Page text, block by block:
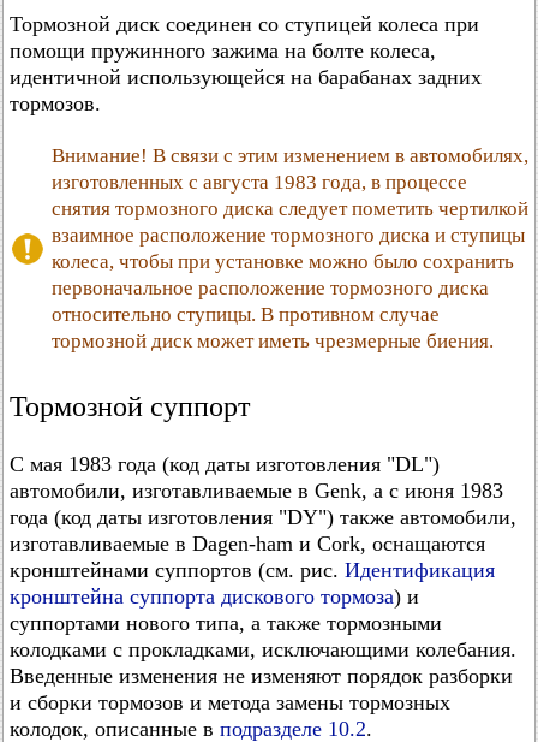
Тормозной диск соединен со ступицей колеса при
помощи пружинного зажима на болте колеса,
идентичной использующейся на барабанах задних
тормозов.
Внимание! В связи с этим изменением в автомобилях,
изготовленных с августа 1983 года, в процессе
снятия тормозного диска следует пометить чертилкой
взаимное расположение тормозного диска и ступицы
колеса, чтобы при установке можно было сохранить
первоначальное расположение тормозного диска
относительно ступицы. В противном случае
тормозной диск может иметь чрезмерные биения.
Тормозной суппорт
С мая 1983 года (код даты изготовления "DL")
автомобили, изготавливаемые в Genk, а с июня 1983
года (код даты изготовления "DY") также автомобили,
изготавливаемые в Dagen-ham и Cork, оснащаются
кронштейнами суппортов (см. рис. Идентификация
кронштейна суппорта дискового тормоза) и
суппортами нового типа, а также тормозными
колодками с прокладками, исключающими колебания.
Введенные изменения не изменяют порядок разборки
и сборки тормозов и метода замены тормозных
колодок, описанные в подразделе 10.2.